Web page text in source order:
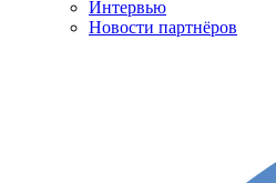
Интервью
Новости партнёров